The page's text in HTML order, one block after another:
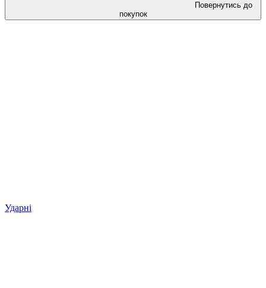
Повернутись до
покупок
Ударні